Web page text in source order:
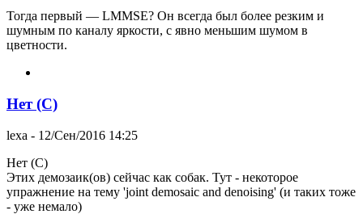
Тогда первый — LMMSE? Он всегда был более резким и
шумным по каналу яркости, с явно меньшим шумом в
цветности.
Нет (С)
lexa - 12/Сен/2016 14:25
Нет (С)
Этих демозаик(ов) сейчас как собак. Тут - некоторое
упражнение на тему 'joint demosaic and denoising' (и таких тоже
- уже немало)